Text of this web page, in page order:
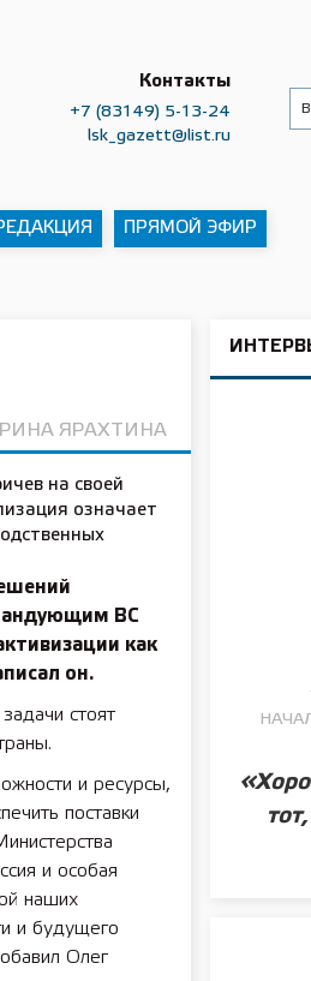
Контакты
+7 (83149) 5-13-24
lsk_gazett@list.ru
ПРЯМОЙ ЭФИР
ЯРАХТИНА
на своей
означает
ВС
как
он.
стоят
и ресурсы,
поставки
и особая
наших
и будущего
Олег